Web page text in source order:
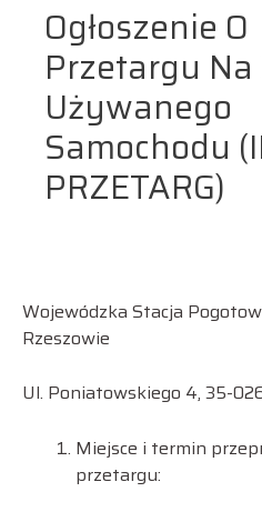
Ogłoszenie O
Przetargu
Używanego
Samochodu
PRZETARG)
Wojewódzka Stacja
Rzeszowie
Ul. Poniatowskiego 4, 35-
Miejsce i termin
przetargu: